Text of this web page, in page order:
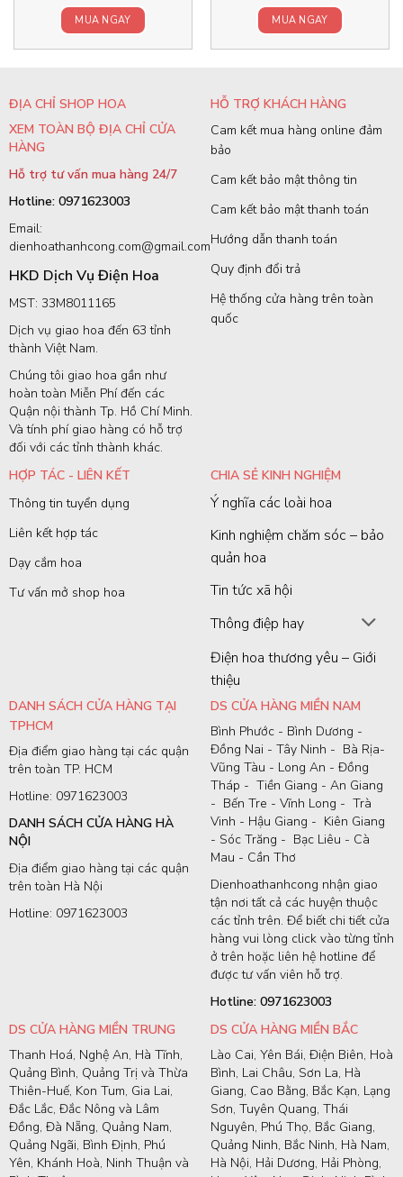
MUA NGAY MUA NGAY
ĐỊA CHỈ SHOP HOA
XEM TOÀN BỘ ĐỊA CHỈ CỬA
HÀNG
Hỗ trợ tư vấn mua hàng 24/7
Hotline: 0971623003
Email:
dienhoathanhcong.com@gmail.com
HKD Dịch Vụ Điện Hoa
MST: 33M8011165
Dịch vụ giao hoa đến 63 tỉnh
thành Việt Nam.
Chúng tôi giao hoa gần như
hoàn toàn Miễn Phí đến các
Quận nội thành Tp. Hồ Chí Minh.
Và tính phí giao hàng có hỗ trợ
đối với các tỉnh thành khác.
HỖ TRỢ KHÁCH HÀNG
Cam kết mua hàng online đảm
bảo
Cam kết bảo mật thông tin
Cam kết bảo mật thanh toán
Hướng dẫn thanh toán
Quy định đổi trả
Hệ thống cửa hàng trên toàn
quốc
HỢP TÁC - LIÊN KẾT
Thông tin tuyển dụng
Liên kết hợp tác
Dạy cắm hoa
Tư vấn mở shop hoa
CHIA SẺ KINH NGHIỆM
Ý nghĩa các loài hoa
Kinh nghiệm chăm sóc – bảo
quản hoa
Tin tức xã hội
Thông điệp hay
Điện hoa thương yêu – Giới
thiệu
DANH SÁCH CỬA HÀNG TẠI
TPHCM
Địa điểm giao hàng tại các quận
trên toàn TP. HCM
Hotline: 0971623003
DANH SÁCH CỬA HÀNG HÀ
NỘI
Địa điểm giao hàng tại các quận
trên toàn Hà Nội
Hotline: 0971623003
DS CỬA HÀNG MIỀN NAM
Bình Phước - Bình Dương -
Đồng Nai - Tây Ninh - Bà Rịa-
Vũng Tàu - Long An - Đồng
Tháp - Tiền Giang - An Giang
- Bến Tre - Vĩnh Long - Trà
Vinh - Hậu Giang - Kiên Giang
- Sóc Trăng - Bạc Liêu - Cà
Mau - Cần Thơ
Dienhoathanhcong nhận giao
tận nơi tất cả các huyện thuộc
các tỉnh trên. Để biết chi tiết cửa
hàng vui lòng click vào từng tỉnh
ở trên hoặc liên hệ hotline để
được tư vấn viên hỗ trợ.
Hotline: 0971623003
DS CỬA HÀNG MIỀN TRUNG
Thanh Hoá, Nghệ An, Hà Tĩnh,
Quảng Bình, Quảng Trị và Thừa
Thiên-Huế, Kon Tum, Gia Lai,
Đắc Lắc, Đắc Nông và Lâm
Đồng, Đà Nẵng, Quảng Nam,
Quảng Ngãi, Bình Định, Phú
Yên, Khánh Hoà, Ninh Thuận và
DS CỬA HÀNG MIỀN BẮC
Lào Cai, Yên Bái, Điện Biên, Hoà
Bình, Lai Châu, Sơn La, Hà
Giang, Cao Bằng, Bắc Kạn, Lạng
Sơn, Tuyên Quang, Thái
Nguyên, Phú Thọ, Bắc Giang,
Quảng Ninh, Bắc Ninh, Hà Nam,
Hà Nội, Hải Dương, Hải Phòng,